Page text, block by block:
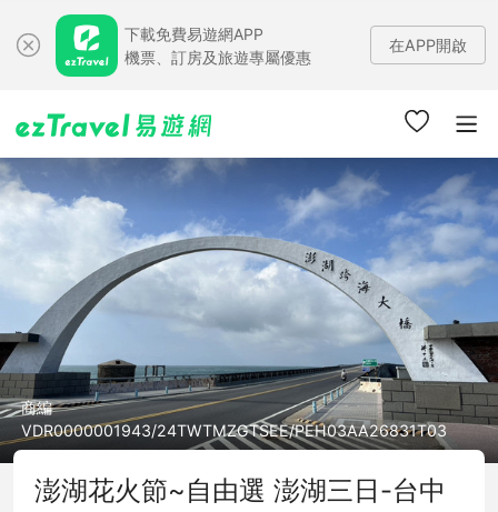
下載免費易遊網APP
機票、訂房及旅遊專屬優惠
在APP開啟
商編
VDR0000001943/24TWTMZGTSEE/PEH03AA26831T03
澎湖花火節~自由選 澎湖三日-台中